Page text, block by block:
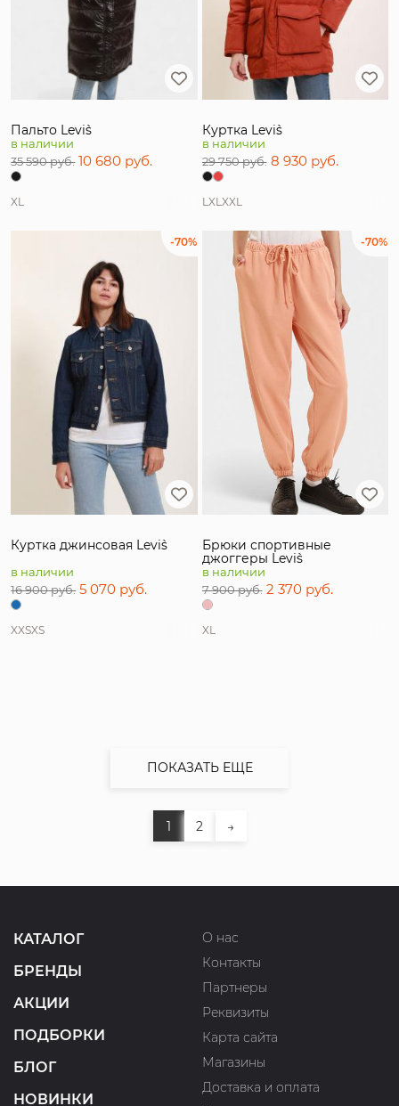
Пальто Levi`s
в наличии
35 590 руб. 10 680 руб.
XL
Куртка Levi`s
в наличии
29 750 руб. 8 930 руб.
L XL XXL
-70%
Куртка джинсовая Levi`s
в наличии
16 900 руб. 5 070 руб.
XXSXS
-70%
Брюки спортивные
джоггеры Levi`s
в наличии
7 900 руб. 2 370 руб.
XL
ПОКАЗАТЬ ЕЩЕ
1 2 →
КАТАЛОГ
БРЕНДЫ
АКЦИИ
ПОДБОРКИ
БЛОГ
НОВИНКИ
О нас
Контакты
Партнеры
Реквизиты
Карта сайта
Магазины
Доставка и оплата